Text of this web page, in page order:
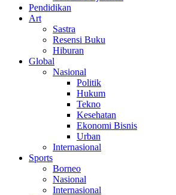
Pendidikan
Art
Sastra
Resensi Buku
Hiburan
Global
Nasional
Politik
Hukum
Tekno
Kesehatan
Ekonomi Bisnis
Urban
Internasional
Sports
Borneo
Nasional
Internasional